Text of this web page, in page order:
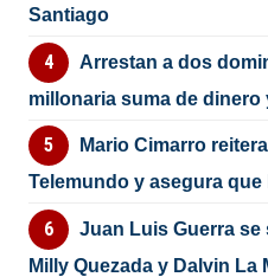
Santiago
Arrestan a dos
millonaria suma de dinero
Mario Cimarro
Telemundo y asegura que
Juan Luis Guerra se
Milly Quezada y Dalvin La